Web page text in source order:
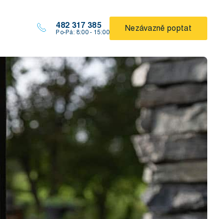
482 317 385
Po-Pá: 8:00 - 15:00 Nezávazně poptat